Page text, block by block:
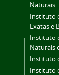
Naturais
Instituto
Exatas e
Instituto
Naturais
Instituto
Instituto